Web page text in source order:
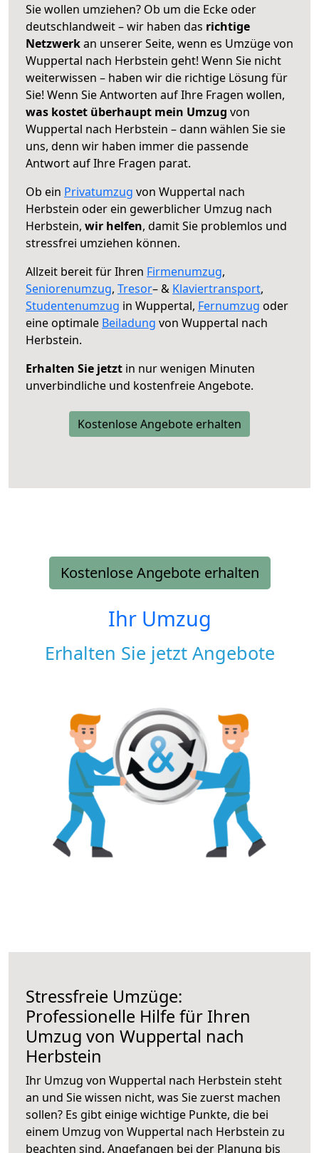
Sie wollen umziehen? Ob um die Ecke oder
deutschlandweit – wir haben das richtige
Netzwerkan unserer Seite, wenn es Umzüge von
Wuppertal nach Herbstein geht! Wenn Sie nicht
weiterwissen – haben wir die richtige Lösung für
Sie! Wenn Sie Antworten auf Ihre Fragen wollen,
was kostet überhaupt mein Umzug von
Wuppertal nach Herbstein – dann wählen Sie sie
uns, denn wir haben immer die passende
Antwort auf Ihre Fragen parat.
Ob ein Privatumzug von Wuppertal nach
Herbstein oder ein gewerblicher Umzug nach
Herbstein, wir helfen, damit Sie problemlos und
stressfrei umziehen können.
Allzeit bereit für Ihren Firmenumzug,
Seniorenumzug, Tresor– & Klaviertransport,
Studentenumzug in Wuppertal, Fernumzug oder
eine optimale Beiladung von Wuppertal nach
Herbstein.
Erhalten Sie jetzt in nur wenigen Minuten
unverbindliche und kostenfreie Angebote.
Kostenlose Angebote erhalten
Kostenlose Angebote erhalten
Ihr Umzug
Erhalten Sie jetzt Angebote
Stressfreie Umzüge:
Professionelle Hilfe für Ihren
Umzug von Wuppertal nach
Herbstein
Ihr Umzug von Wuppertal nach Herbstein steht
an und Sie wissen nicht, was Sie zuerst machen
sollen? Es gibt einige wichtige Punkte, die bei
einem Umzug von Wuppertal nach Herbstein zu
beachten sind. Angefangen bei der Planung bis